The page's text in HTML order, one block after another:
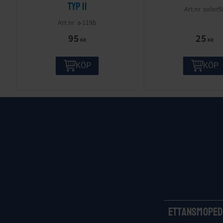
Typ II
a-119b
95 KR
KÖP
25 KR
KÖP